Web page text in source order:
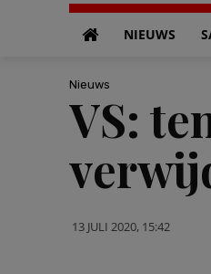
NIEUWS
Nieuws
VS:
13 JULI 2020, 15:42